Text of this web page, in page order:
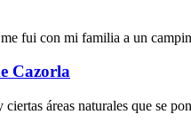
fui con mi familia a un
Cazorla
áreas naturales que se